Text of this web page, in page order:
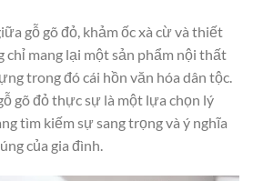
gỗ gõ đỏ, khảm ốc xà cừ và thiết
chỉ mang lại một sản phẩm nội thất
trong đó cái hồn văn hóa dân tộc.
gõ đỏ thực sự là một lựa chọn lý
tìm kiếm sự sang trọng và ý nghĩa
của gia đình.